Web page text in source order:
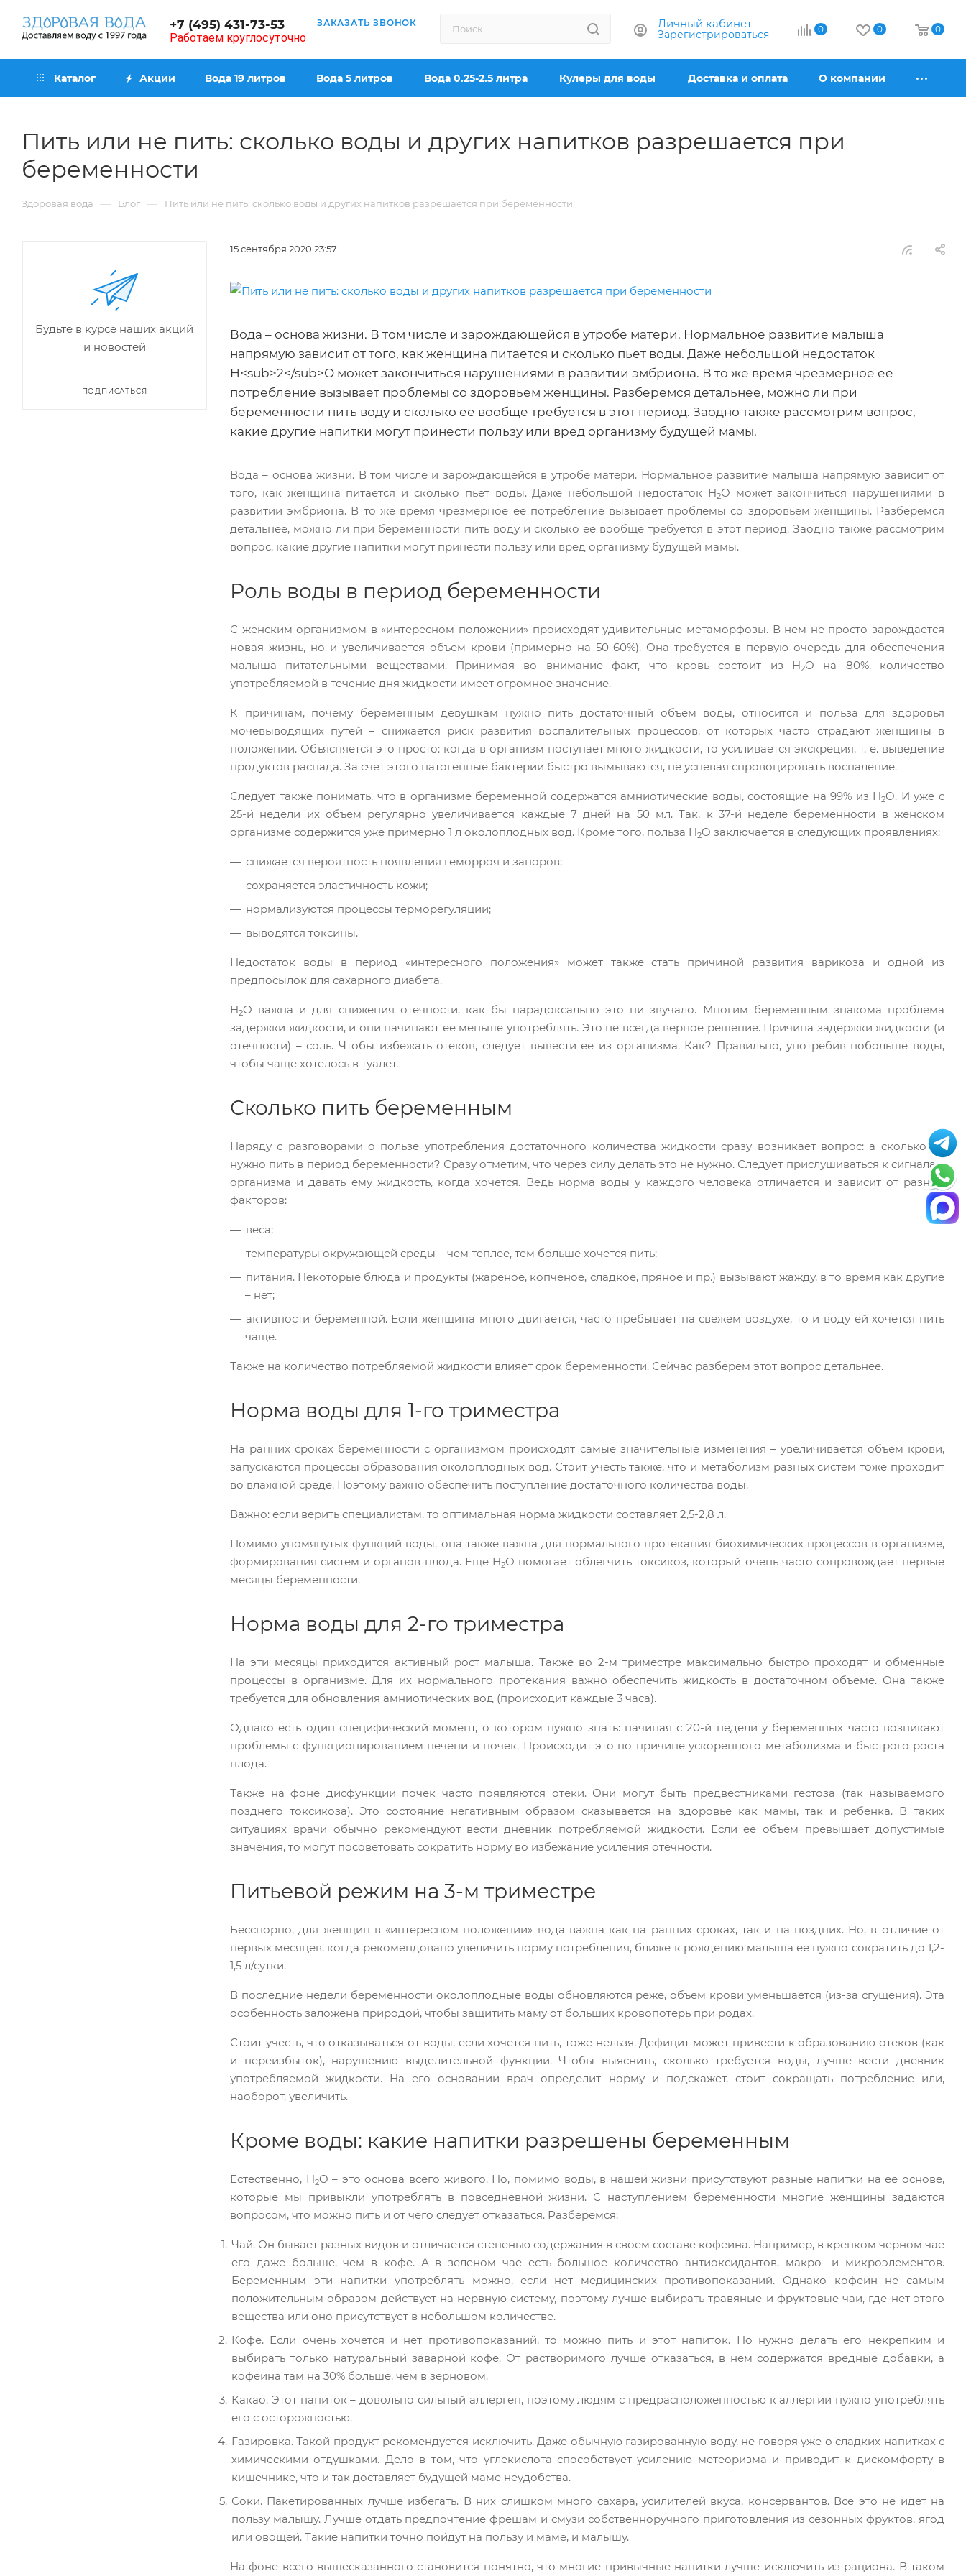
+7 (495) 431-73-53
Работаем круглосуточно
ЗАКАЗАТЬ ЗВОНОК Личный кабинет
Зарегистрироваться 0 0 0
Каталог Акции Вода 19 литров Вода 5 литров Вода 0.25-2.5 литра Кулеры для воды Доставка и оплата О компании
Пить или не пить: сколько воды и других напитков разрешается при
беременности
Здоровая вода — Блог — Пить или не пить: сколько воды и других напитков разрешается при беременности
15 сентября 2020 23:57
Вода – основа жизни. В том числе и зарождающейся в утробе матери. Нормальное развитие малыша
напрямую зависит от того, как женщина питается и сколько пьет воды. Даже небольшой недостаток
H<sub>2</sub>O может закончиться нарушениями в развитии эмбриона. В то же время чрезмерное ее
потребление вызывает проблемы со здоровьем женщины. Разберемся детальнее, можно ли при
беременности пить воду и сколько ее вообще требуется в этот период. Заодно также рассмотрим вопрос,
какие другие напитки могут принести пользу или вред организму будущей мамы.
Вода – основа жизни. В том числе и зарождающейся в утробе матери. Нормальное развитие малыша напрямую зависит от
того, как женщина питается и сколько пьет воды. Даже небольшой недостаток H2O может закончиться нарушениями в
развитии эмбриона. В то же время чрезмерное ее потребление вызывает проблемы со здоровьем женщины. Разберемся
детальнее, можно ли при беременности пить воду и сколько ее вообще требуется в этот период. Заодно также рассмотрим
вопрос, какие другие напитки могут принести пользу или вред организму будущей мамы.
Роль воды в период беременности
С женским организмом в «интересном положении» происходят удивительные метаморфозы. В нем не просто зарождается
новая жизнь, но и увеличивается объем крови (примерно на 50-60%). Она требуется в первую очередь для обеспечения
малыша питательными веществами. Принимая во внимание факт, что кровь состоит из H2O на 80%, количество
употребляемой в течение дня жидкости имеет огромное значение.
К причинам, почему беременным девушкам нужно пить достаточный объем воды, относится и польза для здоровья
мочевыводящих путей – снижается риск развития воспалительных процессов, от которых часто страдают женщины в
положении. Объясняется это просто: когда в организм поступает много жидкости, то усиливается экскреция, т. е. выведение
продуктов распада. За счет этого патогенные бактерии быстро вымываются, не успевая спровоцировать воспаление.
Следует также понимать, что в организме беременной содержатся амниотические воды, состоящие на 99% из H2O. И уже с
25-й недели их объем регулярно увеличивается каждые 7 дней на 50 мл. Так, к 37-й неделе беременности в женском
организме содержится уже примерно 1 л околоплодных вод. Кроме того, польза H2O заключается в следующих проявлениях:
снижается вероятность появления геморроя и запоров;
сохраняется эластичность кожи;
нормализуются процессы терморегуляции;
выводятся токсины.
Недостаток воды в период «интересного положения» может также стать причиной развития варикоза и одной из
предпосылок для сахарного диабета.
H2O важна и для снижения отечности, как бы парадоксально это ни звучало. Многим беременным знакома проблема
задержки жидкости, и они начинают ее меньше употреблять. Это не всегда верное решение. Причина задержки жидкости (и
отечности) – соль. Чтобы избежать отеков, следует вывести ее из организма. Как? Правильно, употребив побольше воды,
чтобы чаще хотелось в туалет.
Сколько пить беременным
Наряду с разговорами о пользе употребления достаточного количества жидкости сразу возникает вопрос: а сколько ее
нужно пить в период беременности? Сразу отметим, что через силу делать это не нужно. Следует прислушиваться к сигналам
организма и давать ему жидкость, когда хочется. Ведь норма воды у каждого человека отличается и зависит от разных
факторов:
веса;
температуры окружающей среды – чем теплее, тем больше хочется пить;
питания. Некоторые блюда и продукты (жареное, копченое, сладкое, пряное и пр.) вызывают жажду, в то время как другие
– нет;
активности беременной. Если женщина много двигается, часто пребывает на свежем воздухе, то и воду ей хочется пить
чаще.
Также на количество потребляемой жидкости влияет срок беременности. Сейчас разберем этот вопрос детальнее.
Норма воды для 1-го триместра
На ранних сроках беременности с организмом происходят самые значительные изменения – увеличивается объем крови,
запускаются процессы образования околоплодных вод. Стоит учесть также, что и метаболизм разных систем тоже проходит
во влажной среде. Поэтому важно обеспечить поступление достаточного количества воды.
Важно: если верить специалистам, то оптимальная норма жидкости составляет 2,5-2,8 л.
Помимо упомянутых функций воды, она также важна для нормального протекания биохимических процессов в организме,
формирования систем и органов плода. Еще H2O помогает облегчить токсикоз, который очень часто сопровождает первые
месяцы беременности.
Норма воды для 2-го триместра
На эти месяцы приходится активный рост малыша. Также во 2-м триместре максимально быстро проходят и обменные
процессы в организме. Для их нормального протекания важно обеспечить жидкость в достаточном объеме. Она также
требуется для обновления амниотических вод (происходит каждые 3 часа).
Однако есть один специфический момент, о котором нужно знать: начиная с 20-й недели у беременных часто возникают
проблемы с функционированием печени и почек. Происходит это по причине ускоренного метаболизма и быстрого роста
плода.
Также на фоне дисфункции почек часто появляются отеки. Они могут быть предвестниками гестоза (так называемого
позднего токсикоза). Это состояние негативным образом сказывается на здоровье как мамы, так и ребенка. В таких
ситуациях врачи обычно рекомендуют вести дневник потребляемой жидкости. Если ее объем превышает допустимые
значения, то могут посоветовать сократить норму во избежание усиления отечности.
Питьевой режим на 3-м триместре
Бесспорно, для женщин в «интересном положении» вода важна как на ранних сроках, так и на поздних. Но, в отличие от
первых месяцев, когда рекомендовано увеличить норму потребления, ближе к рождению малыша ее нужно сократить до 1,2-
1,5 л/сутки.
В последние недели беременности околоплодные воды обновляются реже, объем крови уменьшается (из-за сгущения). Эта
особенность заложена природой, чтобы защитить маму от больших кровопотерь при родах.
Стоит учесть, что отказываться от воды, если хочется пить, тоже нельзя. Дефицит может привести к образованию отеков (как
и переизбыток), нарушению выделительной функции. Чтобы выяснить, сколько требуется воды, лучше вести дневник
употребляемой жидкости. На его основании врач определит норму и подскажет, стоит сокращать потребление или,
наоборот, увеличить.
Кроме воды: какие напитки разрешены беременным
Естественно, H2O – это основа всего живого. Но, помимо воды, в нашей жизни присутствуют разные напитки на ее основе,
которые мы привыкли употреблять в повседневной жизни. С наступлением беременности многие женщины задаются
вопросом, что можно пить и от чего следует отказаться. Разберемся:
Чай. Он бывает разных видов и отличается степенью содержания в своем составе кофеина. Например, в крепком черном чае
его даже больше, чем в кофе. А в зеленом чае есть большое количество антиоксидантов, макро- и микроэлементов.
Беременным эти напитки употреблять можно, если нет медицинских противопоказаний. Однако кофеин не самым
положительным образом действует на нервную систему, поэтому лучше выбирать травяные и фруктовые чаи, где нет этого
вещества или оно присутствует в небольшом количестве.
Кофе. Если очень хочется и нет противопоказаний, то можно пить и этот напиток. Но нужно делать его некрепким и
выбирать только натуральный заварной кофе. От растворимого лучше отказаться, в нем содержатся вредные добавки, а
кофеина там на 30% больше, чем в зерновом.
Какао. Этот напиток – довольно сильный аллерген, поэтому людям с предрасположенностью к аллергии нужно употреблять
его с осторожностью.
Газировка. Такой продукт рекомендуется исключить. Даже обычную газированную воду, не говоря уже о сладких напитках с
химическими отдушками. Дело в том, что углекислота способствует усилению метеоризма и приводит к дискомфорту в
кишечнике, что и так доставляет будущей маме неудобства.
Соки. Пакетированных лучше избегать. В них слишком много сахара, усилителей вкуса, консервантов. Все это не идет на
пользу малышу. Лучше отдать предпочтение фрешам и смузи собственноручного приготовления из сезонных фруктов, ягод
или овощей. Такие напитки точно пойдут на пользу и маме, и малышу.
На фоне всего вышесказанного становится понятно, что многие привычные напитки лучше исключить из рациона. В таком
Будьте в курсе наших акций
и новостей
ПОДПИСАТЬСЯ